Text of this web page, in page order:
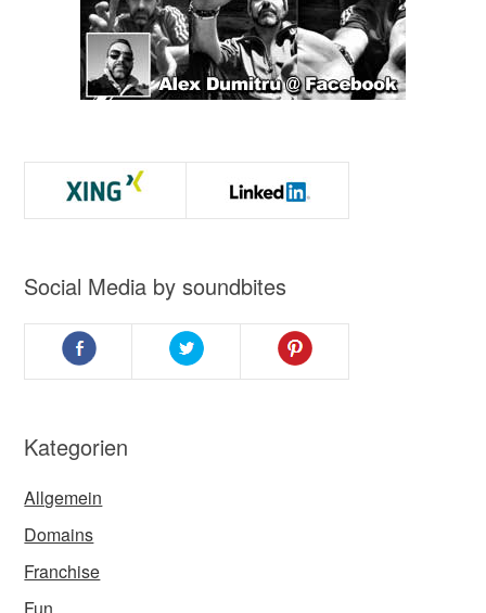
Social Media by soundbites
Kategorien
Allgemein
Domains
Franchise